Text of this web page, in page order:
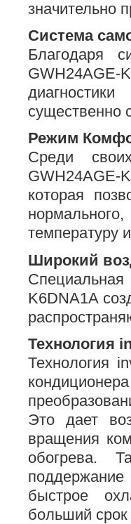
значительно
Система
Благодаря
GWH24AGE-
существенно
Режим
Среди
которая
температуру
Широкий
K6DNA1A
Технология
Технология
Это дает
вращения
обогрева.
быстрое
больший